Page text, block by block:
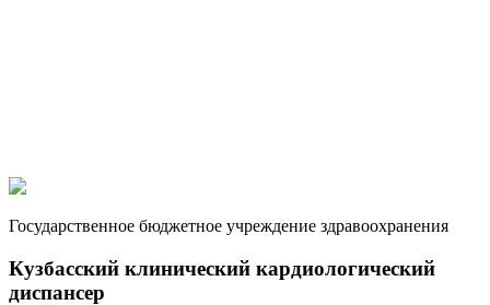
Государственное бюджетное учреждение здравоохранения
Кузбасский клинический кардиологический
диспансер